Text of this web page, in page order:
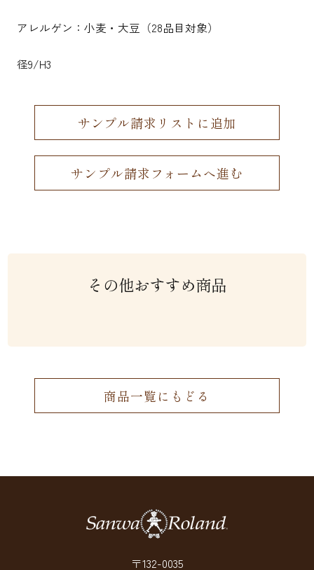
アレルゲン：小麦・大豆（28品目対象）
径9/H3
サンプル請求リストに追加
サンプル請求フォームへ進む
その他おすすめ商品
商品一覧にもどる
〒132-0035